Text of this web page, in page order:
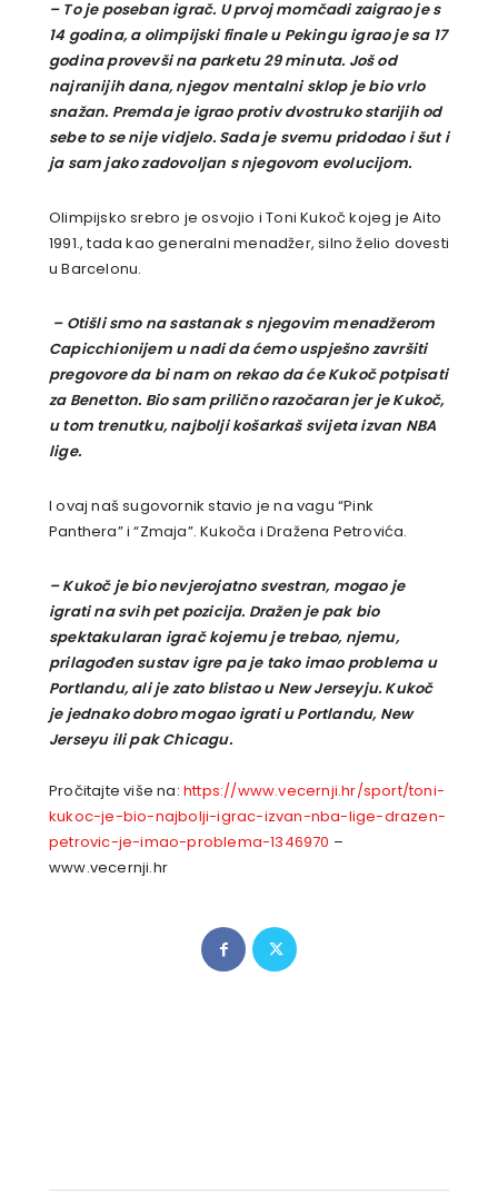
– To je poseban igrač. U prvoj momčadi zaigrao je s
14 godina, a olimpijski finale u Pekingu igrao je sa 17
godina provevši na parketu 29 minuta. Još od
najranijih dana, njegov mentalni sklop je bio vrlo
snažan. Premda je igrao protiv dvostruko starijih od
sebe to se nije vidjelo. Sada je svemu pridodao i šut i
ja sam jako zadovoljan s njegovom evolucijom.
Olimpijsko srebro je osvojio i Toni Kukoč kojeg je Aito
1991., tada kao generalni menadžer, silno želio dovesti
u Barcelonu.
– Otišli smo na sastanak s njegovim menadžerom
Capicchionijem u nadi da ćemo uspješno završiti
pregovore da bi nam on rekao da će Kukoč potpisati
za Benetton. Bio sam prilično razočaran jer je Kukoč,
u tom trenutku, najbolji košarkaš svijeta izvan NBA
lige.
I ovaj naš sugovornik stavio je na vagu “Pink
Panthera” i “Zmaja”. Kukoča i Dražena Petrovića.
– Kukoč je bio nevjerojatno svestran, mogao je
igrati na svih pet pozicija. Dražen je pak bio
spektakularan igrač kojemu je trebao, njemu,
prilagođen sustav igre pa je tako imao problema u
Portlandu, ali je zato blistao u New Jerseyju. Kukoč
je jednako dobro mogao igrati u Portlandu, New
Jerseyu ili pak Chicagu.
Pročitajte više na: https://www.vecernji.hr/sport/toni-
kukoc-je-bio-najbolji-igrac-izvan-nba-lige-drazen-
petrovic-je-imao-problema-1346970 –
www.vecernji.hr